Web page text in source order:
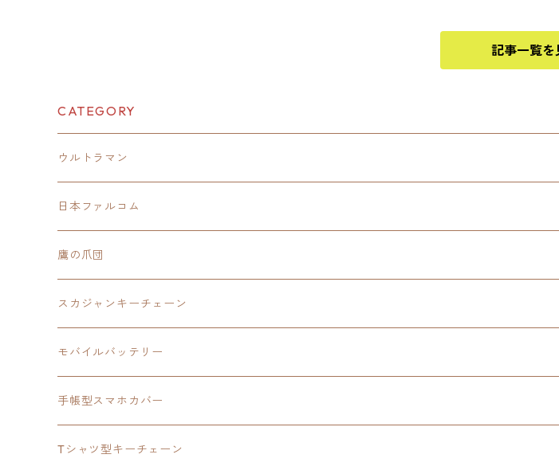
記事一覧を
CATEGORY
ウルトラマン
モバイルバッテリー
スカジャンキーチェーン
スカジャン
シャツ
日本ファルコム
イースⅧ
モバイルバッテリー
手帳型スマホカバー
東亰ザナドゥ
閃の軌跡Ⅲ
モバイルバッテリー
手帳型スマホカバー
閃の軌跡Ⅳ
手帳型スマホカバー
軌跡シリーズ
鷹の爪団
モバイルバッテリー
手帳型スマホカバー
スカジャンキーチェーン
ウルトラマンシリーズ
日本ファルコム
閃の軌跡Ⅲ
モバイルバッテリー
ウルトラマン
鷹の爪
手帳型スマホカバー
鷹の爪団
Tシャツ型キーチェーン